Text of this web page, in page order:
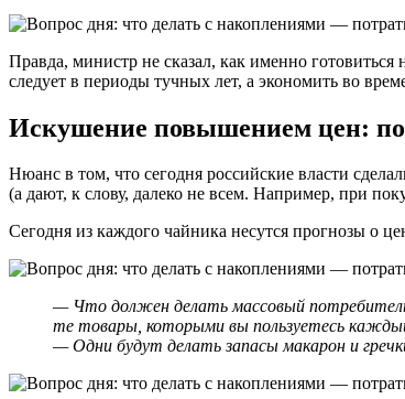
Правда, министр не сказал, как именно
следует в периоды тучных лет, а экономить во
Искушение повышением цен:
Нюанс в том, что сегодня российские власти
(а дают, к слову, далеко не всем. Например, при
Сегодня из каждого чайника несутся прогнозы о
— Что должен делать массовый
те товары, которыми вы пользуетесь
— Одни будут делать запасы макарон и